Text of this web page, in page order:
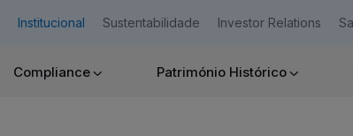
Institucional Sustentabilidade Investor Relations
Compliance Património Histórico